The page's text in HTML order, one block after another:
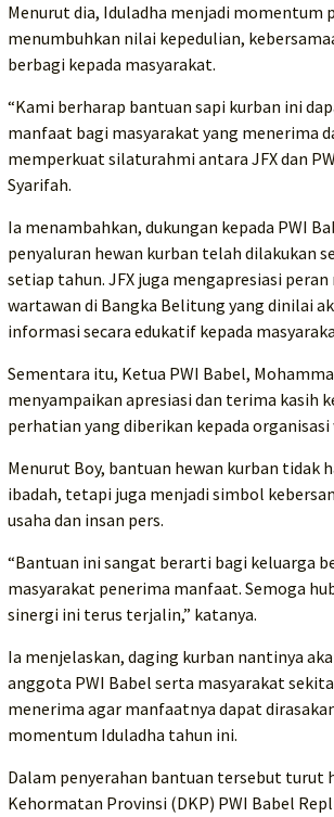
Menurut dia, Iduladha menjadi momentum
menumbuhkan nilai kepedulian,
berbagi kepada masyarakat.
“Kami berharap bantuan sapi kurban ini
manfaat bagi masyarakat yang menerima
memperkuat silaturahmi antara JFX dan
Syarifah.
Ia menambahkan, dukungan kepada PWI
penyaluran hewan kurban telah dilakukan
setiap tahun. JFX juga mengapresiasi peran
wartawan di Bangka Belitung yang dinilai
informasi secara edukatif kepada
Sementara itu, Ketua PWI Babel,
menyampaikan apresiasi dan terima kasih
perhatian yang diberikan kepada
Menurut Boy, bantuan hewan kurban tidak
ibadah, tetapi juga menjadi simbol
usaha dan insan pers.
“Bantuan ini sangat berarti bagi keluarga
masyarakat penerima manfaat. Semoga
sinergi ini terus terjalin,” katanya.
Ia menjelaskan, daging kurban nantinya
anggota PWI Babel serta masyarakat
menerima agar manfaatnya dapat
momentum Iduladha tahun ini.
Dalam penyerahan bantuan tersebut turut
Kehormatan Provinsi (DKP) PWI Babel